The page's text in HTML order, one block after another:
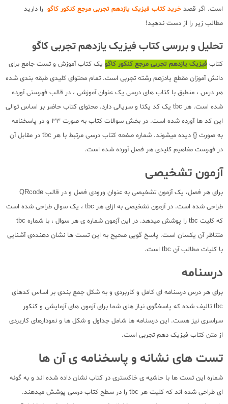
است. اگر قصد خرید کتاب فیزیک یازدهم تجربی مرجع کنکور کاگو را دارید
مطالب زیر را از دست ندهید!
تحلیل و بررسی کتاب فیزیک یازدهم تجربی کاگو
کتاب فیزیک یازدهم تجربی مرجع کنکور کاگو یک کتاب آموزش و تست جامع برای
دانش آموزان مقطع یادزهم رشته تجربی است. تمام محتوای کلیدی طبقه بندی شده
هر درس ، منطبق با کتاب های درسی یک عنوان آموزشی ، در قالب فهرستی آورده
شده است. هر tbc یک کد یکتا و سریالی دارد. محتوای کتاب حاضر بر اساس توالی
این کد ها آورده شده است. در بخش سوالات کتاب به صورت 33 و در پاسخنامه
به صورت {} دیده میشوند. شماره صفحه کتاب درسی مرتبط با هر tbc در مقابل آن
در فهرست مفاهیم کلیدی هر فصل آورده شده است.
آزمون تشخیصی
برای هر فصل، یک آزمون تشخیصی به عنوان ورودی فصل و در قالب QRcode
طراحی شده است. در آزمون تشخیصی به ازای هر tbc ، یک سوال طراحی شده است
که کلیت tbc را پوشش میدهد. در این آزمون شماره ی هر سوال ، با شماره tbc
متناظر آن یکسان است. پاسخ گویی صحیح به این تست ها نشان دهنده‌ی آشنایی
با کلیات مطالب آن tbc است.
درسنامه
برای هر درس درسنامه ای کامل و کاربردی و به شکل جمع بندی بر اساس کدهای
tbc تالیف شده که پاسخگوی نیاز های شما برای آزمون های آزمایشی و کنکور
سراسری نیز هست. این درسنامه ها شامل جداول و شکل ها و نمودارهای کاربردی
از متن کتاب فیزیک دهم تجربی است.
تست های نشانه و پاسخنامه ی آن ها
شماره این تست ها با حاشیه ی خاکستری در کتاب نشان داده شده اند و به گونه
ای طراحی شده اند که کلیت هر tbc را در سطح کتاب درسی پوشش میدهند.